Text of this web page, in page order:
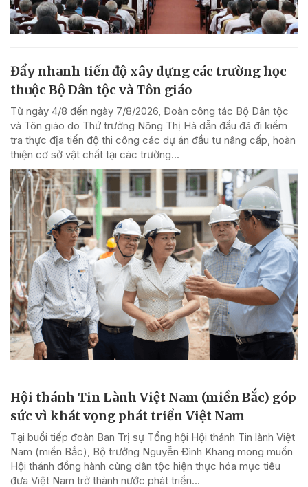
Đẩy nhanh tiến độ xây dựng các trường học
thuộc Bộ Dân tộc và Tôn giáo
Từ ngày 4/8 đến ngày 7/8/2026, Đoàn công tác Bộ Dân tộc
và Tôn giáo do Thứ trưởng Nông Thị Hà dẫn đầu đã đi kiểm
tra thực địa tiến độ thi công các dự án đầu tư nâng cấp, hoàn
thiện cơ sở vật chất tại các trường...
Hội thánh Tin Lành Việt Nam (miền Bắc) góp
sức vì khát vọng phát triển Việt Nam
Tại buổi tiếp đoàn Ban Trị sự Tổng hội Hội thánh Tin lành Việt
Nam (miền Bắc), Bộ trưởng Nguyễn Đình Khang mong muốn
Hội thánh đồng hành cùng dân tộc hiện thực hóa mục tiêu
đưa Việt Nam trở thành nước phát triển...